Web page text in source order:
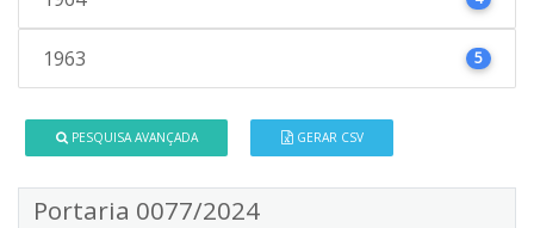
1963 5
PESQUISA AVANÇADA GERAR CSV
Portaria 0077/2024